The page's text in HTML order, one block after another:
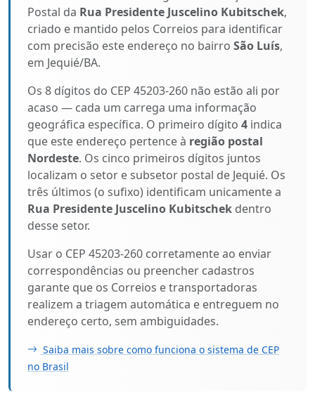
Postal da Rua Presidente Juscelino Kubitschek,
criado e mantido pelos Correios para identificar
com precisão este endereço no bairro São Luís,
em Jequié/BA.
Os 8 dígitos do CEP 45203-260 não estão ali por
acaso — cada um carrega uma informação
geográfica específica. O primeiro dígito 4 indica
que este endereço pertence à região postal
Nordeste. Os cinco primeiros dígitos juntos
localizam o setor e subsetor postal de Jequié. Os
três últimos (o sufixo) identificam unicamente a
Rua Presidente Juscelino Kubitschek dentro
desse setor.
Usar o CEP 45203-260 corretamente ao enviar
correspondências ou preencher cadastros
garante que os Correios e transportadoras
realizem a triagem automática e entreguem no
endereço certo, sem ambiguidades.
Saiba mais sobre como funciona o sistema de CEP
no Brasil